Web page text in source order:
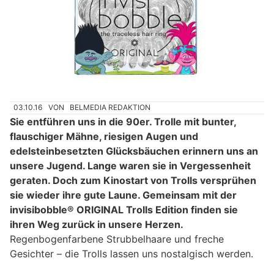
03.10.16 VON BELMEDIA REDAKTION
Sie entführen uns in die 90er. Trolle mit bunter,
flauschiger Mähne, riesigen Augen und
edelsteinbesetzten Glücksbäuchen erinnern uns an
unsere Jugend. Lange waren sie in Vergessenheit
geraten. Doch zum Kinostart von Trolls versprühen
sie wieder ihre gute Laune. Gemeinsam mit der
invisibobble® ORIGINAL Trolls Edition finden sie
ihren Weg zurück in unsere Herzen.
Regenbogenfarbene Strubbelhaare und freche
Gesichter – die Trolls lassen uns nostalgisch werden.